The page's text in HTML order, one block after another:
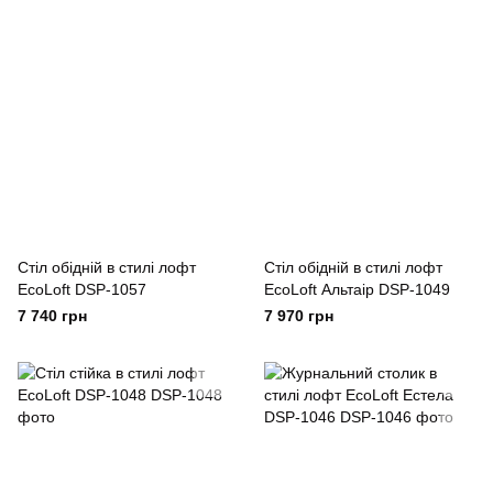
Стіл обідній в стилі лофт
EcoLoft DSP-1057
7 740 грн
Стіл обідній в стилі лофт
EcoLoft Альтаір DSP-1049
7 970 грн